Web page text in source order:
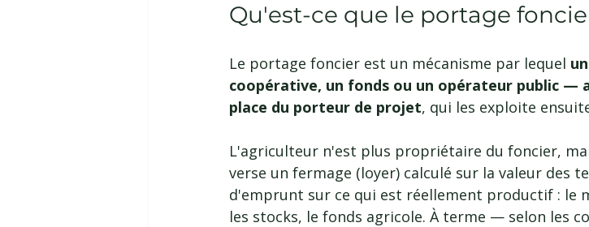
Qu'est-ce que le portage
Le portage foncier est un mécanisme par lequel
coopérative, un fonds ou un opérateur public —
place du porteur de projet, qui les exploite
L'agriculteur n'est plus propriétaire du foncier,
verse un fermage (loyer) calculé sur la valeur des
d'emprunt sur ce qui est réellement productif : le
les stocks, le fonds agricole. À terme — selon les